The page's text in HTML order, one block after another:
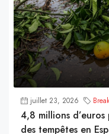
juillet 23, 2026
4,8 millions
des tempêtes en